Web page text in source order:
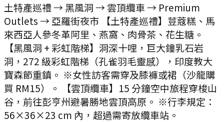
土特產巡禮 → 黑風洞 → 雲頂纜車 → Premium
Outlets → 亞羅街夜市 【土特產巡禮】荳蔻糕、馬
來西亞人參冬革阿里、燕窩、肉骨茶、花生糖。
【黑風洞 + 彩虹階梯】洞深十哩，巨大鐘乳石岩
洞，272 級彩虹階梯（孔雀羽毛靈感），印度教大
寶森節重鎮。 ※女性訪客需穿及膝褲或裙（沙龍購
買 RM15）。 【雲頂纜車】15 分鐘空中旅程穿梭山
谷，前往彭亨州避暑勝地雲頂高原。 ※行李規定：
56×36×23 cm 內，超過需寄放纜車站。